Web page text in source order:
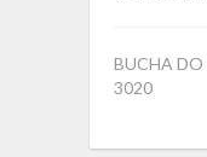
BUCHA
3020